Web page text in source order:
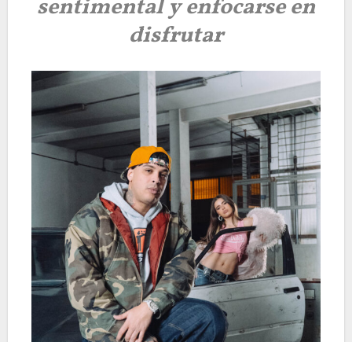
sentimental y enfocarse en
disfrutar